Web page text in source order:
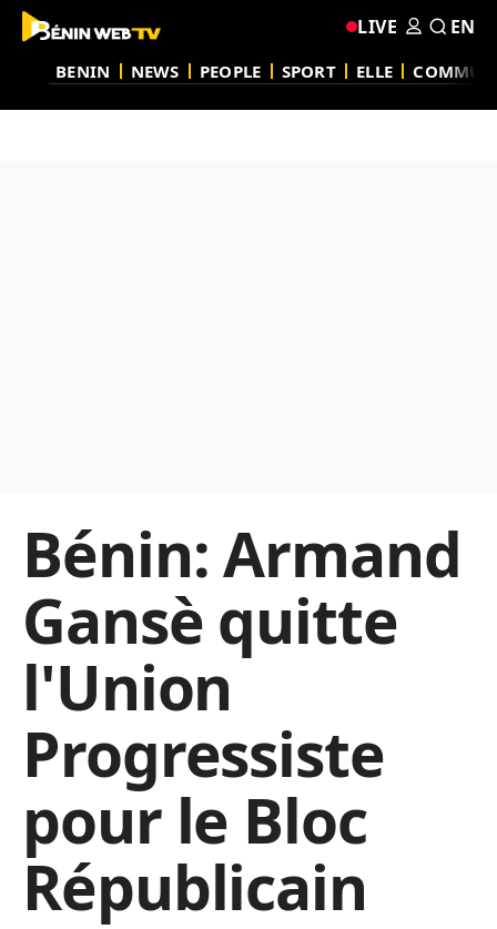
BENIN NEWS PEOPLE SPORT ELLE
LIVE EN
Bénin: Armand
Gansè quitte
l'Union
Progressiste
pour le Bloc
Républicain